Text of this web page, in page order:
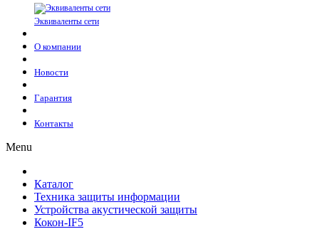
Эквиваленты сети
О компании
Новости
Гарантия
Контакты
Menu
Каталог
Техника защиты информации
Устройства акустической защиты
Кокон-IF5